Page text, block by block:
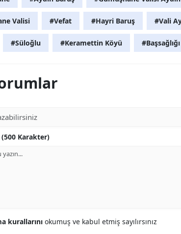
Valisi #Vefat #Hayri Baruş #Vali
#Süloğlu #Keramettin Köyü #Başsağlığı
(500 Karakter)
kurallarını okumuş ve kabul etmiş sayılırsınız